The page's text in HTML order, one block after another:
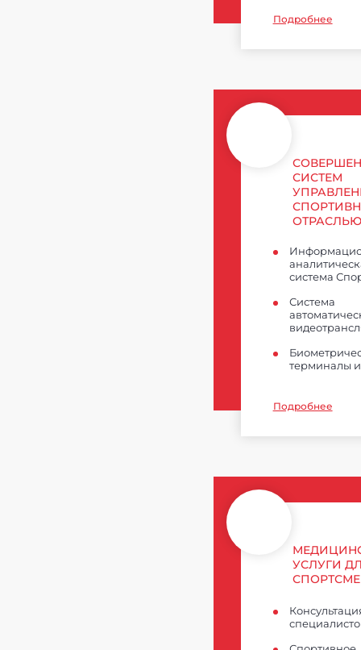
Подробнее
СИСТЕМ
ОТРАСЛЬЮ
система
Система
терминалы
Подробнее
УСЛУГИ